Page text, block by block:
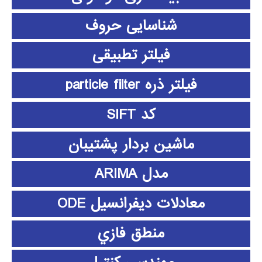
شناسایی حروف
فیلتر تطبیقی
فیلتر ذره particle filter
کد SIFT
ماشین بردار پشتیبان
مدل ARIMA
معادلات دیفرانسیل ODE
منطق فازي